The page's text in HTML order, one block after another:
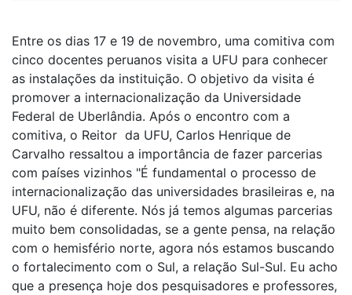
Entre os dias 17 e 19 de novembro, uma comitiva com
cinco docentes peruanos visita a UFU para conhecer
as instalações da instituição. O objetivo da visita é
promover a internacionalização da Universidade
Federal de Uberlândia. Após o encontro com a
comitiva, o Reitor da UFU, Carlos Henrique de
Carvalho ressaltou a importância de fazer parcerias
com países vizinhos "É fundamental o processo de
internacionalização das universidades brasileiras e, na
UFU, não é diferente. Nós já temos algumas parcerias
muito bem consolidadas, se a gente pensa, na relação
com o hemisfério norte, agora nós estamos buscando
o fortalecimento com o Sul, a relação Sul-Sul. Eu acho
que a presença hoje dos pesquisadores e professores,